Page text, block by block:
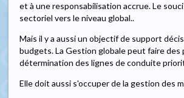
et à une responsabilisation accrue. Le
sectoriel vers le niveau global..
Mais il y a aussi un objectif de support
budgets. La Gestion globale peut faire
détermination des lignes de conduite
Elle doit aussi s'occuper de la gestion des